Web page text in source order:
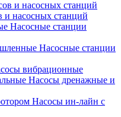
и насосных станций
Насосные станции
Насосные станции
вибрационные
Насосы дренажные и
Насосы ин-лайн с